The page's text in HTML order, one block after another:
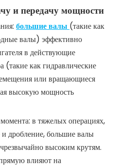
и передачу мощности
большие валы (такие как
валы) эффективно
в действующие
(такие как гидравлические
или вращающиеся
высокую мощность
в тяжелых операциях,
и дробление, большие валы
высоким крутям.
влияют на